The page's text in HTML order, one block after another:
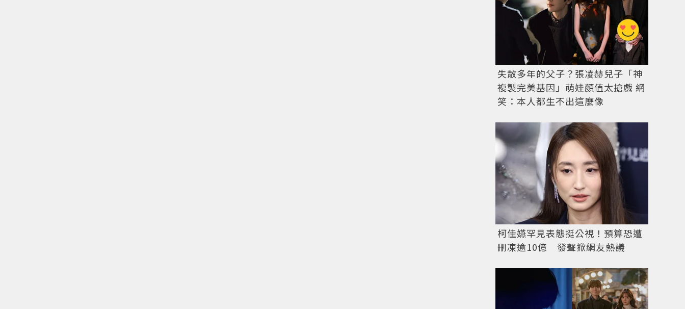
失散多年的父子？張凌赫兒子「神
複製完美基因」萌娃顏值太搶戲 網
笑：本人都生不出這麼像
柯佳嬿罕見表態挺公視！預算恐遭
刪凍逾10億 發聲掀網友熱議